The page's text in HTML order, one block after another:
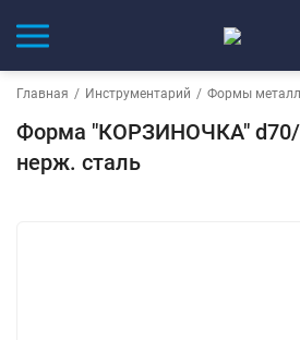
Главная / Инструментарий / Формы
Форма "КОРЗИНОЧКА" d70/
нерж. сталь